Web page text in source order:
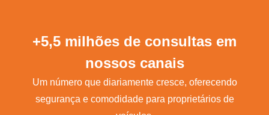
+5,5 milhões de consultas em
nossos canais
Um número que diariamente cresce, oferecendo
segurança e comodidade para proprietários de